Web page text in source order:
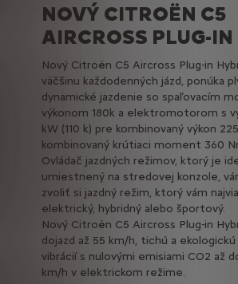
NOVÝ CITROËN C5
AIRCROSS PLUG-
Nový Citroën C5 Aircross Plug-in
väčšinu každodenných jázd, ponúka
dynamické jazdenie so spaľovacím
výkonom 180k a elektromotorom s
kW (110 k) pre kombinovaný výkon
kombinovaný krútiaci moment 360
Ovládač jazdných režimov, ktorý je
umiestnený na stredovej konzole,
zvoliť si jazdný režim, ktorý vám
elektrický, hybridný alebo športový.
Nový Citroën C5 Aircross Plug-in
dojazd až 55 km/h, tichú a ekologickú
vibrácií s nulovými emisiami CO2 až
km/h v elektrickom režime.